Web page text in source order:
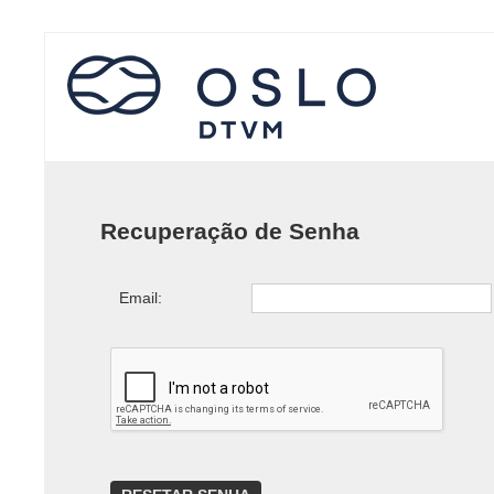
Recuperação de Senha
Email: